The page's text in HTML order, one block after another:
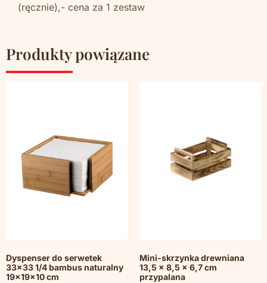
(ręcznie),- cena za 1 zestaw
Produkty powiązane
Dyspenser do serwetek
33×33 1/4 bambus naturalny
19x19x10 cm
Mini-skrzynka drewniana
13,5 x 8,5 x 6,7 cm
przypalana